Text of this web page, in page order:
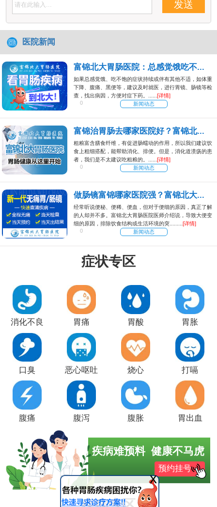
发送
医院新闻
富锦北大胃肠医院：总感觉饿吃不...
如果总感觉饿、吃不饱的症状持续或伴有其他不适，如体重
下降、腹痛、黑便等，建议及时就医，进行胃镜、肠镜等检
查，找出病因，方便对症下药。......[详情]
0
新闻动态
富锦治胃肠去哪家医院好？富锦北...
粗粮富含膳食纤维，有促进肠蠕动的作用，所以我们建议饮
食上粗细搭配，能帮助消化、排便。但是，消化道溃疡的患
者，我们是不太建议吃粗粮的。......[详情]
0
新闻动态
做肠镜富锦哪家医院强？富锦北大...
经常听说便秘、便稀、便血，但对于便细的原因，真正了解
的人却并不多。富锦北大胃肠医院医师介绍说，导致大便变
细的原因，排除饮食结构或生活环境的突.........[详情]
0
新闻动态
症状专区
消化不良 胃痛 胃酸 胃胀
口臭 恶心呕吐 烧心 打嗝
腹痛 腹泻 腹胀 胃出血
疾病难预料 健康不马虎
预约挂号
x